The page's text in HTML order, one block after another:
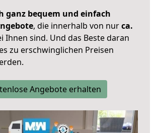
ganz bequem und einfach
, die innerhalb von nurca.
Ihnen sind. Und das Beste daran
zu erschwinglichen Preisen
Angebote erhalten